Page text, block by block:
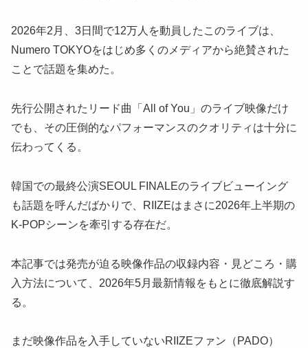
2026年2月、3日間で12万人を動員したこのライブは、
Numero TOKYOをはじめ多くのメディアから絶賛された
ことで話題を集めた。
先行公開されたリード曲「All of You」のライブ映像だけ
でも、その圧倒的なパフォーマンスのクオリティは十分に
伝わってくる。
韓国での最終公演SEOUL FINALEのライブビューイング
も話題を呼んだばかりで、RIIZEはまさに2026年上半期の
K-POPシーンを牽引する存在だ。
本記事では発売が迫る映像作品の収録内容・見どころ・購
入方法について、2026年5月最新情報をもとに徹底解説す
る。
まだ映像作品を入手していないRIIZEファン（PADO）